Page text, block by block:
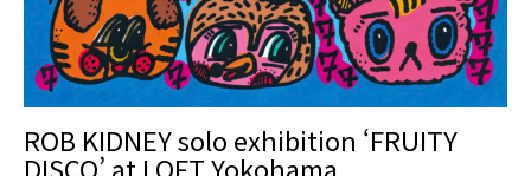
ROB KIDNEY solo exhibition ‘FRUITY
DISCO’ at LOFT Yokohama